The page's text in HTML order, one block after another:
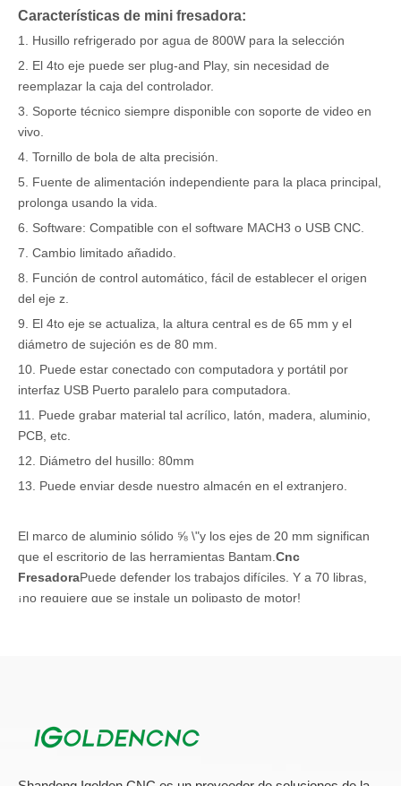
Características de mini fresadora:
1. Husillo refrigerado por agua de 800W para la selección
2. El 4to eje puede ser plug-and Play, sin necesidad de
reemplazar la caja del controlador.
3. Soporte técnico siempre disponible con soporte de video en
vivo.
4. Tornillo de bola de alta precisión.
5. Fuente de alimentación independiente para la placa principal,
prolonga usando la vida.
6. Software: Compatible con el software MACH3 o USB CNC.
7. Cambio limitado añadido.
8. Función de control automático, fácil de establecer el origen
del eje z.
9. El 4to eje se actualiza, la altura central es de 65 mm y el
diámetro de sujeción es de 80 mm.
10. Puede estar conectado con computadora y portátil por
interfaz USB Puerto paralelo para computadora.
11. Puede grabar material tal acrílico, latón, madera, aluminio,
PCB, etc.
12. Diámetro del husillo: 80mm
13. Puede enviar desde nuestro almacén en el extranjero.
El marco de aluminio sólido ⅝ \"y los ejes de 20 mm significan
que el escritorio de las herramientas Bantam. Cnc
FresadoraPuede defender los trabajos difíciles. Y a 70 libras,
¡no requiere que se instale un polipasto de motor!
patas de sofá, cabeceras, etc.
de suspiros, grabado acrílico y corte, fabricación de palabras de